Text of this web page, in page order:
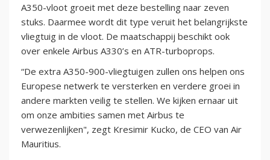
A350-vloot groeit met deze bestelling naar zeven
stuks. Daarmee wordt dit type veruit het belangrijkste
vliegtuig in de vloot. De maatschappij beschikt ook
over enkele Airbus A330’s en ATR-turboprops.
“De extra A350-900-vliegtuigen zullen ons helpen ons
Europese netwerk te versterken en verdere groei in
andere markten veilig te stellen. We kijken ernaar uit
om onze ambities samen met Airbus te
verwezenlijken", zegt Kresimir Kucko, de CEO van Air
Mauritius.